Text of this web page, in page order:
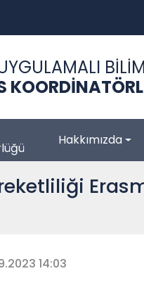
Hakkımızda
14:03